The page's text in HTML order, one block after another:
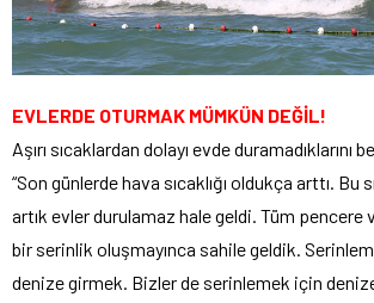
EVLERDE OTURMAK MÜMKÜN DEĞİL!
Aşırı sıcaklardan dolayı evde duramadıklarını
“Son günlerde hava sıcaklığı oldukça arttı. Bu
artık evler durulamaz hale geldi. Tüm pencere
bir serinlik oluşmayınca sahile geldik.
denize girmek. Bizler de serinlemek için